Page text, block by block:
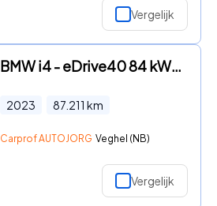
Vergelijk
BMW i4 - eDrive40 84 kWh M-Sport | NL Auto | SOH 94% | Camera | Cruis
2023 87.211 km
Carprof AUTOJORG Veghel (NB)
Vergelijk